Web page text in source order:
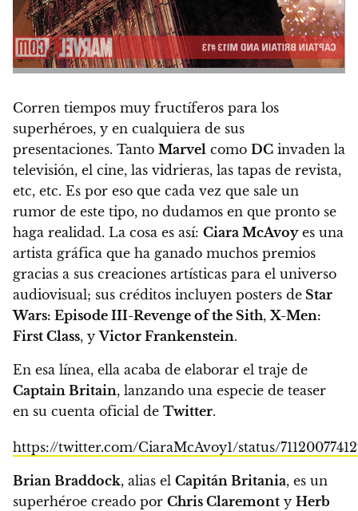
Corren tiempos muy fructíferos para los
superhéroes, y en cualquiera de sus
presentaciones. Tanto Marvel como DC invaden la
televisión, el cine, las vidrieras, las tapas de revista,
etc, etc. Es por eso que cada vez que sale un
rumor de este tipo, no dudamos en que pronto se
haga realidad. La cosa es así: Ciara McAvoyes una
artista gráfica que ha ganado muchos premios
gracias a sus creaciones artísticas para el universo
audiovisual; sus créditos incluyen posters de Star
Wars: Episode III-Revenge of the Sith, X-Men:
First Class, yVictor Frankenstein.
En esa línea, ella acaba de elaborar el traje de
Captain Britain, lanzando una especie de teaser
en su cuenta oficial de Twitter.
https://twitter.com/CiaraMcAvoy1/status/
Brian Braddock, alias el Capitán Britania, es un
superhéroe creado por Chris Claremont y Herb